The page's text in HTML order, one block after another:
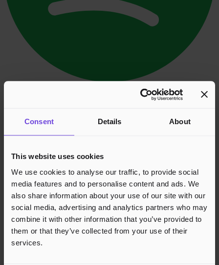
Consent Details About
This website uses cookies
We use cookies to analyse our traffic, to provide social
media features and to personalise content and ads. We
also share information about your use of our site with our
social media, advertising and analytics partners who may
combine it with other information that you’ve provided to
them or that they’ve collected from your use of their
services.
OpenStreetMapcontributors © CARTO
818309422
(maks 30 kr per bestilling).
Footer
Effortless Events,
Endless Fun.
Facebook